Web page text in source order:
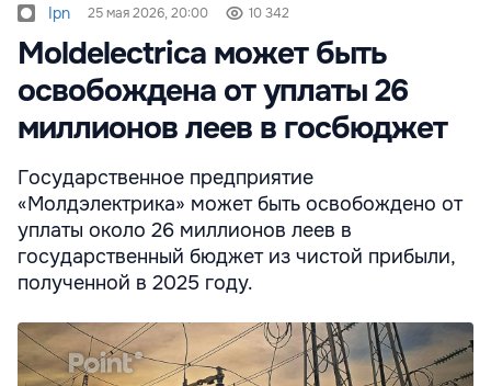
Ipn 25 мая 2026, 20:00 10 342
Moldelectrica может быть
освобождена от уплаты 26
миллионов леев в госбюджет
Государственное предприятие
«Молдэлектрика» может быть освобождено от
уплаты около 26 миллионов леев в
государственный бюджет из чистой прибыли,
полученной в 2025 году.